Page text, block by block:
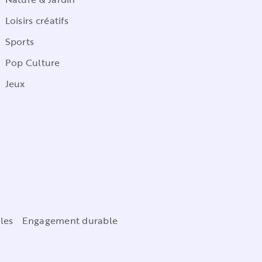
Loisirs créatifs
Sports
Pop Culture
Jeux
Engagement durable